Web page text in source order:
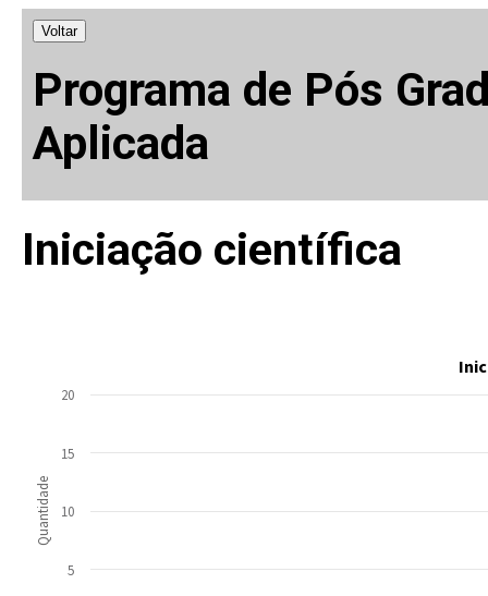
Voltar
Programa de Pós
Aplicada
Iniciação científica
Quantidade
5
10
15
20